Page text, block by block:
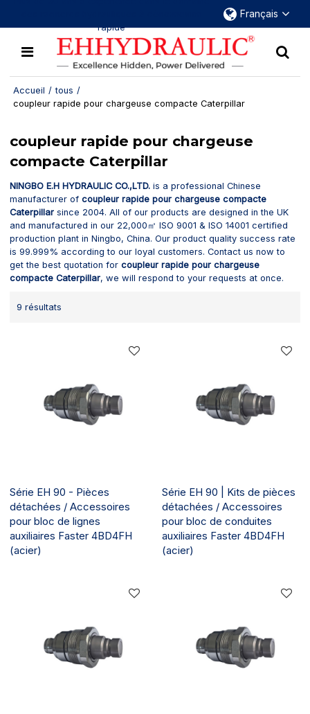
rapide
Français
Accueil / tous /
coupleur rapide pour chargeuse compacte Caterpillar
coupleur rapide pour chargeuse
compacte Caterpillar
NINGBO E.H HYDRAULIC CO.,LTD. is a professional Chinese
manufacturer ofcoupleur rapide pour chargeuse compacte
Caterpillar since 2004. All of our products are designed in the UK
and manufactured in our 22,000㎡ ISO 9001 & ISO 14001 certified
production plant in Ningbo, China. Our product quality success rate
is 99.999% according to our loyal customers. Contact us now to
get the best quotation forcoupleur rapide pour chargeuse
compacte Caterpillar, we will respond to your requests at once.
9 résultats
Série EH 90 - Pièces
détachées / Accessoires
pour bloc de lignes
auxiliaires Faster 4BD4FH
(acier)
Série EH 90 | Kits de pièces
détachées / Accessoires
pour bloc de conduites
auxiliaires Faster 4BD4FH
(acier)